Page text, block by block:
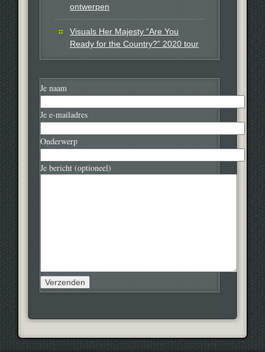
ontwerpen
Visuals Her Majesty “Are You
Ready for the Country?” 2020 tour
Je naam
Je e-mailadres
Onderwerp
Je bericht (optioneel)